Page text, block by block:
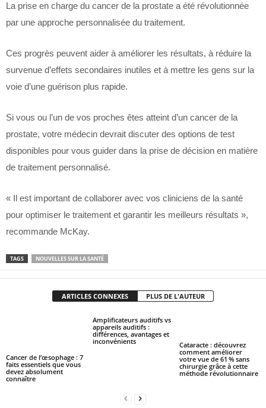
La prise en charge du cancer de la prostate a été révolutionnée
par une approche personnalisée du traitement.
Ces progrès peuvent aider à améliorer les résultats, à réduire la
survenue d’effets secondaires inutiles et à mettre les gens sur la
voie d’une guérison plus rapide.
Si vous ou l’un de vos proches êtes atteint d’un cancer de la
prostate, votre médecin devrait discuter des options de test
disponibles pour vous guider dans la prise de décision en matière
de traitement personnalisé.
« Il est important de collaborer avec vos cliniciens de la santé
pour optimiser le traitement et garantir les meilleurs résultats »,
recommande McKay.
TAGS NOUVELLES SUR LA SANTÉ
ARTICLES CONNEXES PLUS DE L'AUTEUR
Cancer de l’œsophage : 7
faits essentiels que vous
devez absolument
connaître
Amplificateurs auditifs vs
appareils auditifs :
différences, avantages et
inconvénients
Cataracte : découvrez
comment améliorer
votre vue de 61 % sans
chirurgie grâce à cette
méthode révolutionnaire